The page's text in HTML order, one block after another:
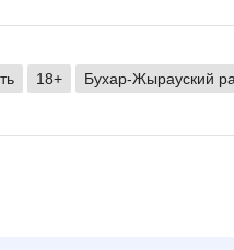
18+ Бухар-Жырауский